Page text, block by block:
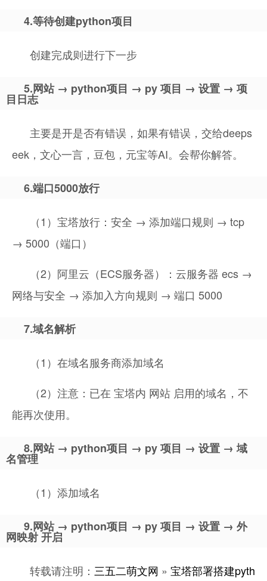
4.等待创建python项目
创建完成则进行下一步
5.网站 → python项目 → py 项目 → 设置 → 项
目日志
主要是开是否有错误，如果有错误，交给deeps
eek，文心一言，豆包，元宝等AI。会帮你解答。
6.端口5000放行
（1）宝塔放行：安全 → 添加端口规则 → tcp
→ 5000（端口）
（2）阿里云（ECS服务器）：云服务器 ecs →
网络与安全 → 添加入方向规则 → 端口 5000
7.域名解析
（1）在域名服务商添加域名
（2）注意：已在 宝塔内 网站 启用的域名，不
能再次使用。
8.网站 → python项目 → py 项目 → 设置 → 域
名管理
（1）添加域名
9.网站 → python项目 → py 项目 → 设置 → 外
网映射 开启
转载请注明： 三五二萌文网 » 宝塔部署搭建pyth